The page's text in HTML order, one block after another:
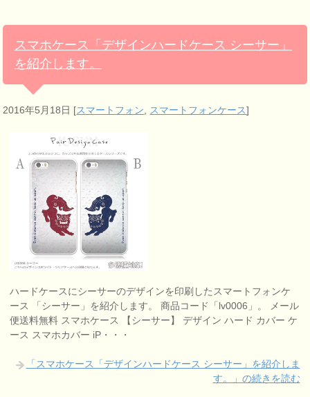
スマホケース「デザインハードケース シーサー」
を紹介します。
2016年5月18日 [スマートフォン, スマートフォンケース]
ハードケースにシーサーのデザインを印刷したスマートフォンケ
ース 「シーサー」を紹介します。 商品コード「lv0006」。 メール
便送料無料 スマホケース 【シーサー】 デザイン ハード カバー ケ
ース スマホカバー iP・・・
「スマホケース「デザインハードケース シーサー」を紹介しま
す。」の続きを読む